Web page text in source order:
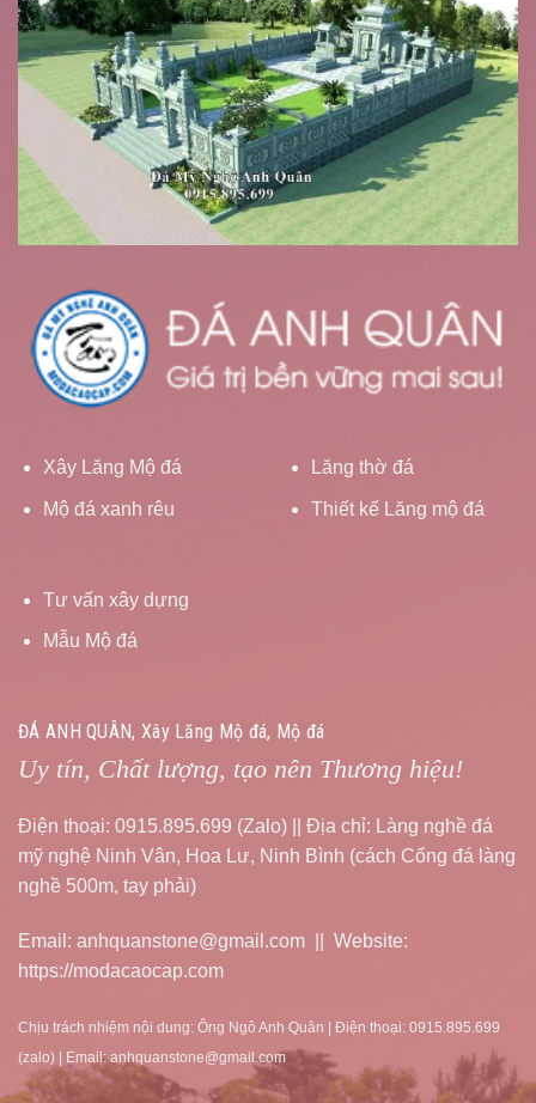
Xây Lăng Mộ đá
Mộ đá xanh rêu
Lăng thờ đá
Thiết kế Lăng mộ đá
Tư vấn xây dựng
Mẫu Mộ đá
ĐÁ ANH QUÂN, Xây Lăng Mộ đá, Mộ đá
Uy tín, Chất lượng, tạo nên Thương hiệu!
Điện thoại: 0915.895.699 (Zalo) || Địa chỉ: Làng nghề đá
mỹ nghệ Ninh Vân, Hoa Lư, Ninh Bình (cách Cổng đá làng
nghề 500m, tay phải)
Email: anhquanstone@gmail.com || Website:
https://modacaocap.com
Chịu trách nhiệm nội dung: Ông Ngô Anh Quân | Điện thoại: 0915.895.699
(zalo) | Email: anhquanstone@gmail.com